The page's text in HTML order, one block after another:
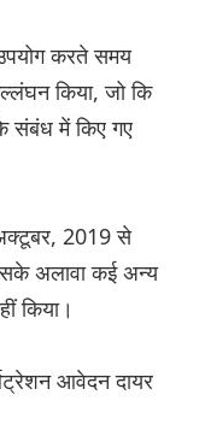
करते समय
किया, जो कि
के संबंध में किए गए
अक्टूबर, 2019 से
अलावा कई अन्य
किया।
आवेदन दायर